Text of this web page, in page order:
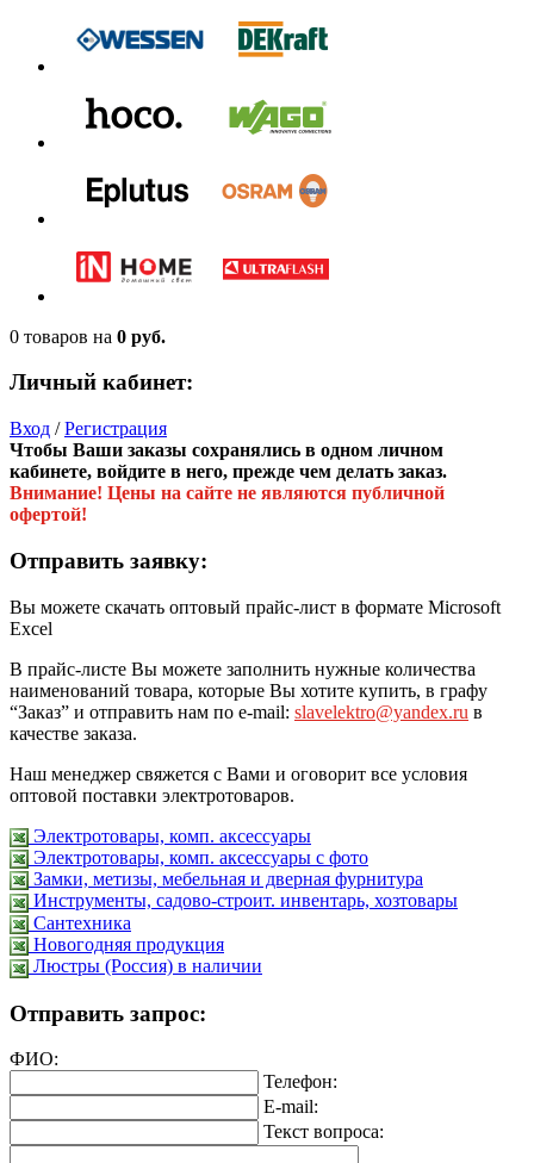
0 товаров на 0 руб.
Личный кабинет:
Вход /Регистрация
Чтобы Ваши заказы сохранялись в одном личном
кабинете, войдите в него, прежде чем делать заказ.
Внимание! Цены на сайте не являются публичной
офертой!
Отправить заявку:
Вы можете скачать оптовый прайс-лист в формате Microsoft
Excel
В прайс-листе Вы можете заполнить нужные количества
наименований товара, которые Вы хотите купить, в графу
“Заказ” и отправить нам по e-mail: slavelektro@yandex.ru в
качестве заказа.
Наш менеджер свяжется с Вами и оговорит все условия
оптовой поставки электротоваров.
Электротовары, комп. аксессуары
Электротовары, комп. аксессуары с фото
Замки, метизы, мебельная и дверная фурнитура
Инструменты, садово-строит. инвентарь, хозтовары
Сантехника
Новогодняя продукция
Люстры (Россия) в наличии
Отправить запрос:
ФИО:
Телефон:
E-mail:
Текст вопроса: